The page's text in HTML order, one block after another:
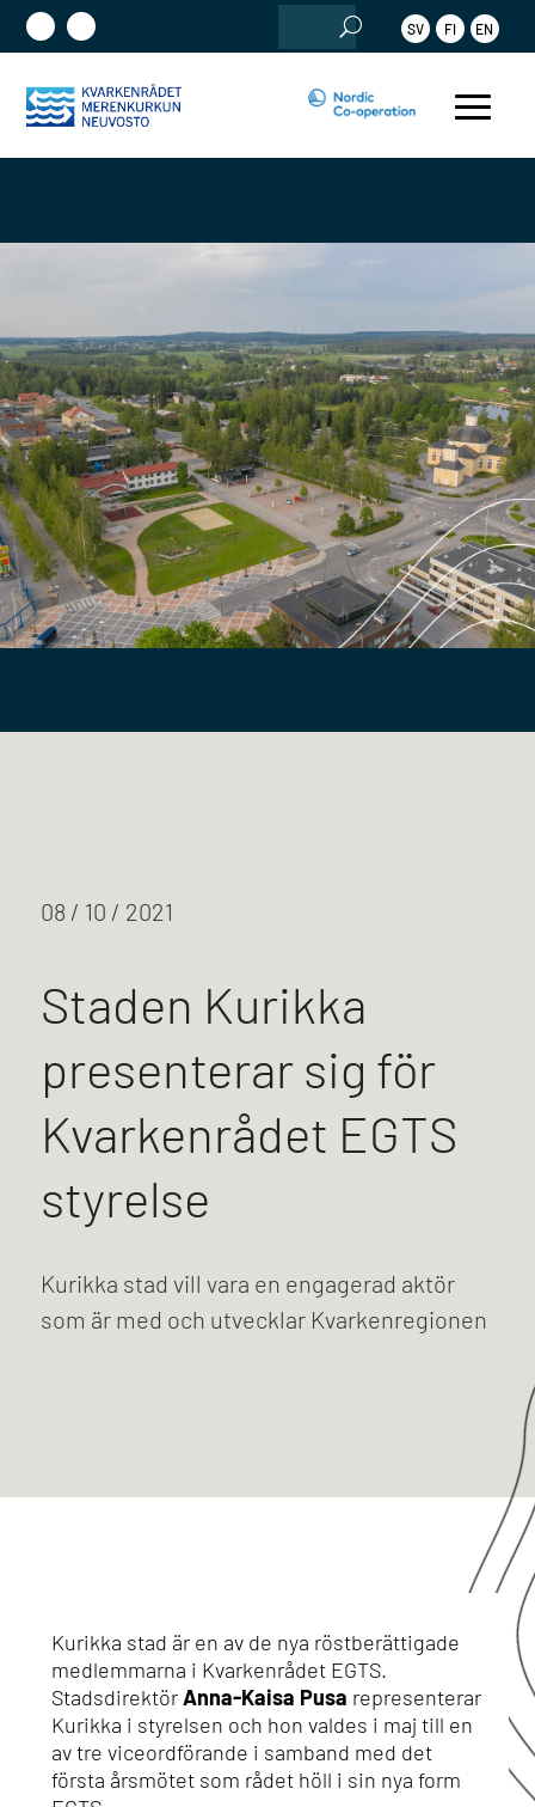
Search
for:
SV FI EN
08 / 10 / 2021
Staden Kurikka
presenterar sig för
Kvarkenrådet EGTS
styrelse
Kurikka stad vill vara en engagerad aktör
som är med och utvecklar Kvarkenregionen
Kurikka stad är en av de nya röstberättigade
medlemmarna i Kvarkenrådet EGTS.
StadsdirektörAnna-Kaisa Pusa representerar
Kurikka i styrelsen och hon valdes i maj till en
av tre viceordförande i samband med det
första årsmötet som rådet höll i sin nya form